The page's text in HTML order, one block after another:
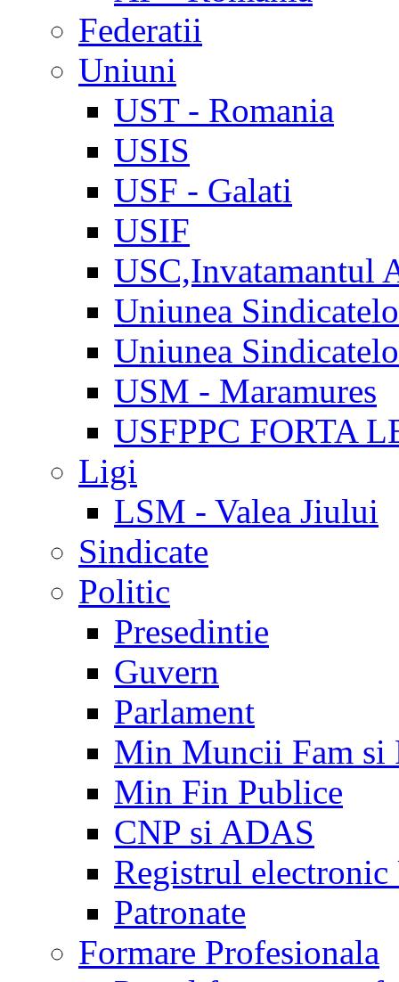
Federatii
Uniuni
UST - Romania
USIS
USF - Galati
USIF
USC,Invatamantul
Uniunea
Uniunea
USM - Maramures
USFPPC FORTA
Ligi
LSM - Valea Jiului
Sindicate
Politic
Presedintie
Guvern
Parlament
Min Muncii Fam si
Min Fin Publice
CNP si ADAS
Registrul electronic
Patronate
Formare Profesionala